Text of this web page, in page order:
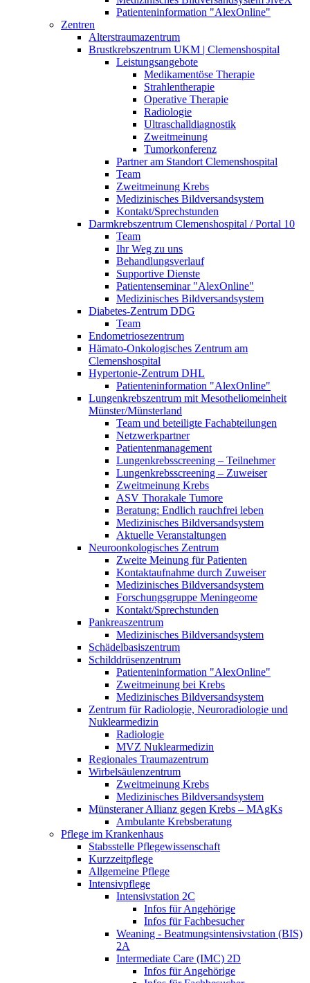
Patienteninformation "AlexOnline"
Zentren
Alterstraumazentrum
Brustkrebszentrum UKM | Clemenshospital
Leistungsangebote
Medikamentöse Therapie
Strahlentherapie
Operative Therapie
Radiologie
Ultraschalldiagnostik
Zweitmeinung
Tumorkonferenz
Partner am Standort Clemenshospital
Team
Zweitmeinung Krebs
Medizinisches Bildversandsystem
Kontakt/Sprechstunden
Darmkrebszentrum Clemenshospital / Portal 10
Team
Ihr Weg zu uns
Behandlungsverlauf
Supportive Dienste
Patientenseminar "AlexOnline"
Medizinisches Bildversandsystem
Diabetes-Zentrum DDG
Team
Endometriosezentrum
Hämato-Onkologisches Zentrum am
Clemenshospital
Hypertonie-Zentrum DHL
Patienteninformation "AlexOnline"
Lungenkrebszentrum mit Mesotheliomeinheit
Münster/Münsterland
Team und beteiligte Fachabteilungen
Netzwerkpartner
Patientenmanagement
Lungenkrebsscreening – Teilnehmer
Lungenkrebsscreening – Zuweiser
Zweitmeinung Krebs
ASV Thorakale Tumore
Beratung: Endlich rauchfrei leben
Medizinisches Bildversandsystem
Aktuelle Veranstaltungen
Neuroonkologisches Zentrum
Zweite Meinung für Patienten
Kontaktaufnahme durch Zuweiser
Medizinisches Bildversandsystem
Forschungsgruppe Meningeome
Kontakt/Sprechstunden
Pankreaszentrum
Medizinisches Bildversandsystem
Schädelbasiszentrum
Schilddrüsenzentrum
Patienteninformation "AlexOnline"
Zweitmeinung bei Krebs
Medizinisches Bildversandsystem
Zentrum für Radiologie, Neuroradiologie und
Nuklearmedizin
Radiologie
MVZ Nuklearmedizin
Regionales Traumazentrum
Wirbelsäulenzentrum
Zweitmeinung Krebs
Medizinisches Bildversandsystem
Münsteraner Allianz gegen Krebs – MAgKs
Ambulante Krebsberatung
Pflege im Krankenhaus
Stabsstelle Pflegewissenschaft
Kurzzeitpflege
Allgemeine Pflege
Intensivpflege
Intensivstation 2C
Infos für Angehörige
Infos für Fachbesucher
Weaning - Beatmungsintensivstation (BIS)
2A
Intermediate Care (IMC) 2D
Infos für Angehörige